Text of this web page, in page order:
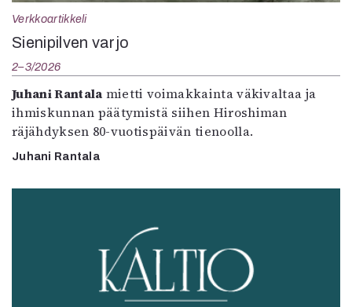
Verkkoartikkeli
Sienipilven varjo
2–3/2026
Juhani Rantala mietti voimakkainta väkivaltaa ja
ihmiskunnan päätymistä siihen Hiroshiman
räjähdyksen 80-vuotispäivän tienoolla.
Juhani Rantala